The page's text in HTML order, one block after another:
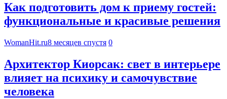
Как подготовить дом к приему гостей:
функциональные и красивые решения
WomanHit.ru8 месяцев спустя 0
Архитектор Киорсак: свет в интерьере
влияет на психику и самочувствие
человека